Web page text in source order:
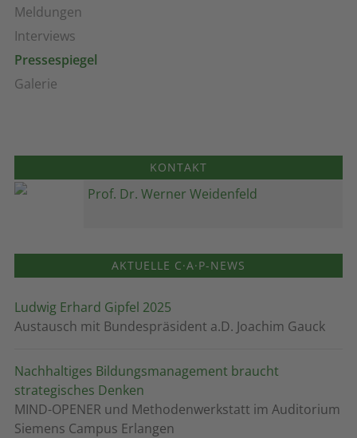
Meldungen
Interviews
Pressespiegel
Galerie
KONTAKT
Prof. Dr. Werner Weidenfeld
AKTUELLE C·A·P-NEWS
Ludwig Erhard Gipfel 2025
Austausch mit Bundespräsident a.D. Joachim Gauck
Nachhaltiges Bildungsmanagement braucht
strategisches Denken
MIND-OPENER und Methodenwerkstatt im Auditorium
Siemens Campus Erlangen